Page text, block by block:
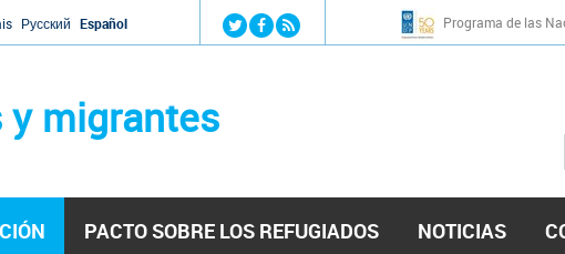
Jump to navigation
Русский Español Programa de las
y migrantes
PACTO SOBRE LOS REFUGIADOS NOTICIAS